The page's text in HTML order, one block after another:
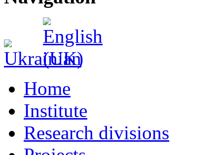
Home
Institute
Research divisions